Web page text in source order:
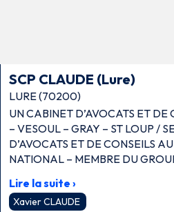
SCP CLAUDE (Lure)
LURE (70200)
UN CABINET D’AVOCATS ET
– VESOUL – GRAY – ST LOUP / SEMOUSE. UN CABINET
D’AVOCATS ET DE CONSEILS
NATIONAL – MEMBRE DU
SES COMPETENCES – CERTIFIE
préjudices (assurance, réparation
Lire la suite ›
Xavier CLAUDE